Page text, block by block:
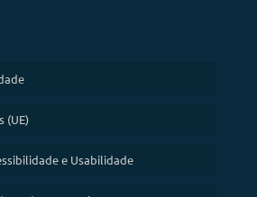
(UE)
e Usabilidade